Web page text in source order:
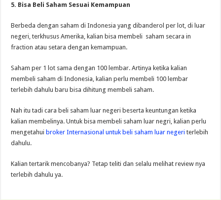
5. Bisa Beli Saham Sesuai Kemampuan
Berbeda dengan saham di Indonesia yang dibanderol per lot, di luar
negeri, terkhusus Amerika, kalian bisa membeli saham secara in
fraction atau setara dengan kemampuan.
Saham per 1 lot sama dengan 100 lembar. Artinya ketika kalian
membeli saham di Indonesia, kalian perlu membeli 100 lembar
terlebih dahulu baru bisa dihitung membeli saham.
Nah itu tadi cara beli saham luar negeri beserta keuntungan ketika
kalian membelinya. Untuk bisa membeli saham luar negri, kalian perlu
mengetahuibroker Internasional untuk beli saham luar negeri terlebih
dahulu.
Kalian tertarik mencobanya? Tetap teliti dan selalu melihat review nya
terlebih dahulu ya.